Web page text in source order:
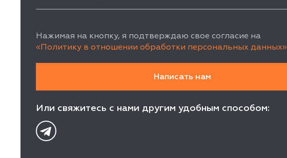
Нажимая на кнопку, я подтверждаю свое согласие на
«Политику в отношении обработки персональных данных»
Или свяжитесь с нами другим удобным способом: